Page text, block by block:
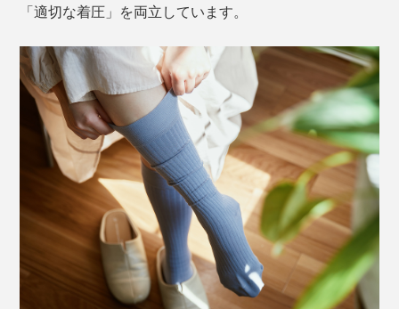
「適切な着圧」を両立しています。